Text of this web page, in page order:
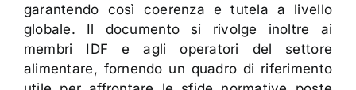
garantendo così coerenza e tutela a livello
globale. Il documento si rivolge inoltre ai
membri IDF e agli operatori del settore
alimentare, fornendo un quadro di riferimento